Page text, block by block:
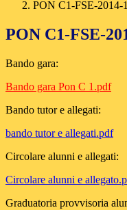
PON C1-FSE-2014-
PON C1-FSE-
Bando gara:
Bando gara Pon C 1.pdf
Bando tutor e allegati:
bando tutor e allegati.pdf
Circolare alunni e allegati:
Circolare alunni e
Graduatoria provvisoria